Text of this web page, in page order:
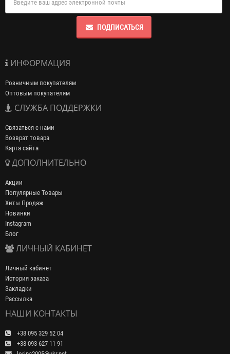
ПОДПИСАТЬСЯ
ИНФОРМАЦИЯ
Розничным покупателям
Оптовым покупателям
СЛУЖБА ПОДДЕРЖКИ
Связаться с нами
Возврат товара
Карта сайта
ДОПОЛНИТЕЛЬНО
Акции
Популярные Товары
Хиты Продаж
Новинки
Instagram
Блог
ЛИЧНЫЙ КАБИНЕТ
Личный кабинет
История заказа
Закладки
Рассылка
НАШИ КОНТАКТЫ
+38 095 329 52 04
+38 093 627 11 91